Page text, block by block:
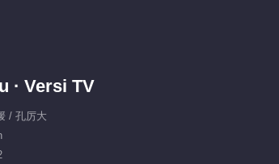
· Versi TV
/ 孔厉大